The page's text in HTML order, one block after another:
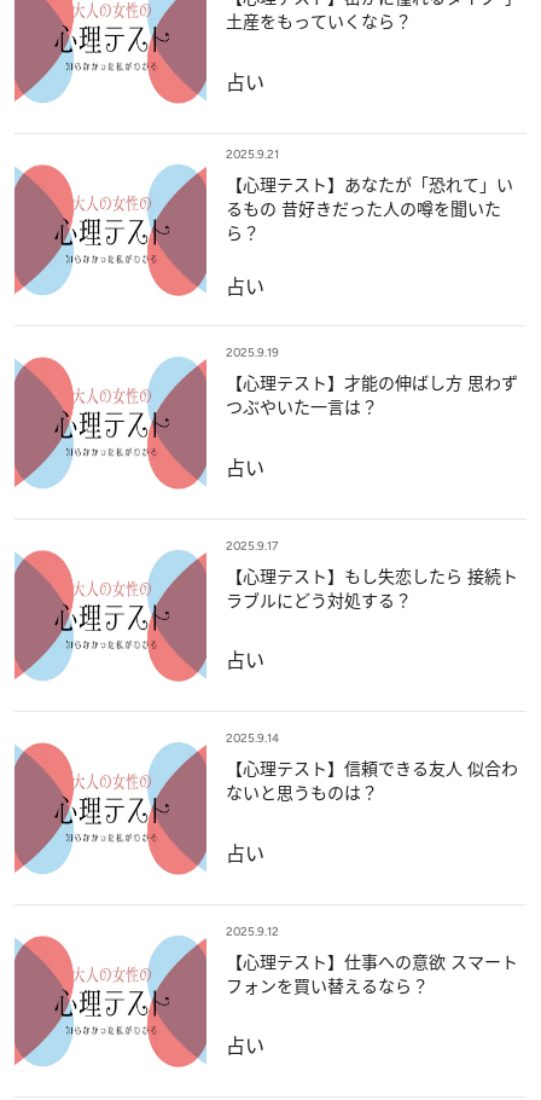
土産をもっていくなら？
占い
2025.9.21
【心理テスト】あなたが「恐れて」い
るもの 昔好きだった人の噂を聞いた
ら？
占い
2025.9.19
【心理テスト】才能の伸ばし方 思わず
つぶやいた一言は？
占い
2025.9.17
【心理テスト】もし失恋したら 接続ト
ラブルにどう対処する？
占い
2025.9.14
【心理テスト】信頼できる友人 似合わ
ないと思うものは？
占い
2025.9.12
【心理テスト】仕事への意欲 スマート
フォンを買い替えるなら？
占い